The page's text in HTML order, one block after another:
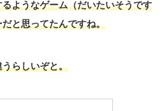
ようなゲーム（だいたいそうです
と思ってたんですね。
らしいぞと。